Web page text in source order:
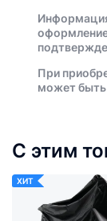
оформление
При
может быть
С этим
ХИТ